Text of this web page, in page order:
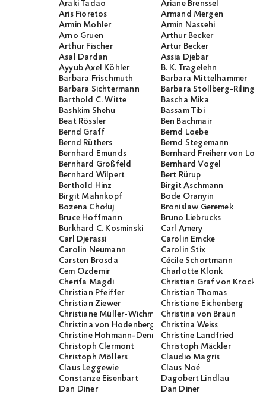
Araki Tadao
Ariane Brenssel
Aris Fioretos
Armand Mergen
Armin Mohler
Armin Nassehi
Arno Gruen
Arthur Becker
Arthur Fischer
Artur Becker
Asal Dardan
Assia Djebar
Ayyub Axel Köhler
B. K. Tragelehn
Barbara Frischmuth
Barbara Mittelhammer
Barbara Sichtermann
Barbara Stollberg-Rilinger
Barthold C. Witte
Bascha Mika
Bashkim Shehu
Bassam Tibi
Beat Rössler
Ben Bachmair
Bernd Graff
Bernd Loebe
Bernd Rüthers
Bernd Stegemann
Bernhard Emunds
Bernhard Freiherr von
Bernhard Großfeld
Bernhard Vogel
Bernhard Wilpert
Bert Rürup
Berthold Hinz
Birgit Aschmann
Birgit Mahnkopf
Bode Oranyin
Bożena Chołuj
Bronislaw Geremek
Bruce Hoffmann
Bruno Liebrucks
Burkhard C. Kosminski
Carl Amery
Carl Djerassi
Carolin Emcke
Carolin Neumann
Carolin Stix
Carsten Brosda
Cécile Schortmann
Cem Özdemir
Charlotte Klonk
Cherifa Magdi
Christian Graf von
Christian Pfeiffer
Christian Thomas
Christian Ziewer
Christiane Eichenberg
Christiane Müller-WichmannChristina von Braun
Christina von Hodenberg
Christina Weiss
Christine Hohmann-DennhardtChristine Landfried
Christoph Clermont
Christoph Mäckler
Christoph Möllers
Claudio Magris
Claus Leggewie
Claus Noé
Constanze Eisenbart
Dagobert Lindlau
Dan Diner
Dan Diner